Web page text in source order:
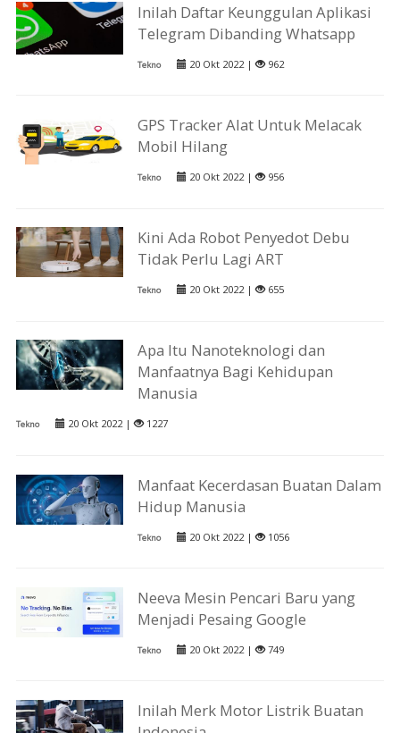
Inilah Daftar Keunggulan Aplikasi
Telegram Dibanding Whatsapp
Tekno 20 Okt 2022 | 962
GPS Tracker Alat Untuk Melacak
Mobil Hilang
Tekno 20 Okt 2022 | 956
Kini Ada Robot Penyedot Debu
Tidak Perlu Lagi ART
Tekno 20 Okt 2022 | 655
Apa Itu Nanoteknologi dan
Manfaatnya Bagi Kehidupan
Manusia
Tekno 20 Okt 2022 | 1227
Manfaat Kecerdasan Buatan Dalam
Hidup Manusia
Tekno 20 Okt 2022 | 1056
Neeva Mesin Pencari Baru yang
Menjadi Pesaing Google
Tekno 20 Okt 2022 | 749
Inilah Merk Motor Listrik Buatan